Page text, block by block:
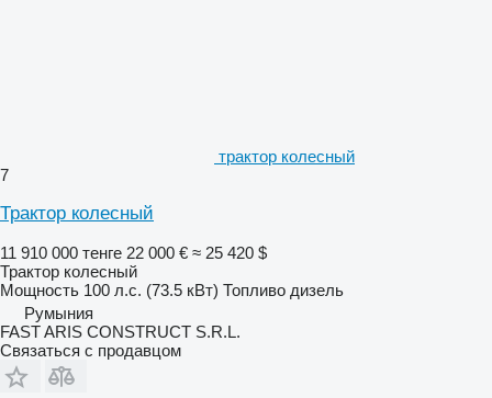
трактор колесный
7
Трактор колесный
11 910 000 тенге 22 000 € ≈ 25 420 $
Трактор колесный
Мощность 100 л.с. (73.5 кВт) Топливо дизель
Румыния
FAST ARIS CONSTRUCT S.R.L.
Связаться с продавцом